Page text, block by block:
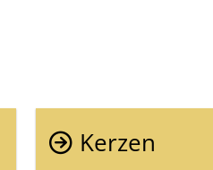
Kerzen